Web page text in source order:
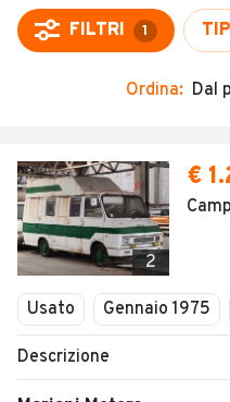
Auto Km 0
Auto Nuove
Noleggio a lungo
Moto
Camper
Veicoli Commerciali
Concessionari
ACCEDI
Ordina: Dal
2
€
Usato Gennaio 1975
Descrizione